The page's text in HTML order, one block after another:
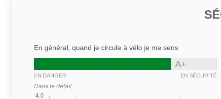
En général, quand je circule à vélo je me sens
A+
EN DANGER EN SÉCURITÉ
Dans le détail,